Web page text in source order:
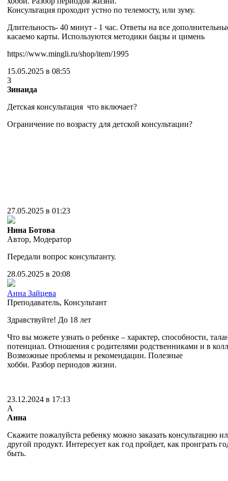
Консультация проходит устно по телемосту, или зуму.
Длительность- 40 минут - 1 час. Ответы на все
касаемо карты. Используются методики бацзы и цимень
https://www.mingli.ru/shop/item/1995
15.05.2025 в 08:55
З
Зинаида
Детская консультация что включает?
Ограничение по возрасту для детской консультации?
27.05.2025 в 01:23
Нина Ботова
Автор, Модератор
Передали вопрос консультанту.
28.05.2025 в 20:08
Анна Зайцева
Преподаватель, Консультант
Здравствуйте! До 18 лет
Что вы можете узнать о ребенке – характер, способности,
потенциал. Отношения с родителями родственниками и в
Возможные проблемы и рекомендации. Полезные
хобби. Разбор периодов жизни.
23.12.2024 в 17:13
А
Анна
Скажите пожалуйста ребенку можно заказать консультацию
другой продукт. Интересует как год пройдет, как проиграть
быть.